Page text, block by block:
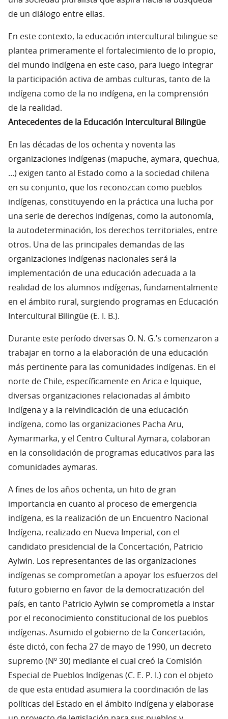
de un diálogo entre ellas.
En este contexto, la educación intercultural bilingüe se
plantea primeramente el fortalecimiento de lo propio,
del mundo indígena en este caso, para luego integrar
la participación activa de ambas culturas, tanto de la
indígena como de la no indígena, en la comprensión
de la realidad.
Antecedentes de la Educación Intercultural Bilingüe
En las décadas de los ochenta y noventa las
organizaciones indígenas (mapuche, aymara, quechua,
…) exigen tanto al Estado como a la sociedad chilena
en su conjunto, que los reconozcan como pueblos
indígenas, constituyendo en la práctica una lucha por
una serie de derechos indígenas, como la autonomía,
la autodeterminación, los derechos territoriales, entre
otros. Una de las principales demandas de las
organizaciones indígenas nacionales será la
implementación de una educación adecuada a la
realidad de los alumnos indígenas, fundamentalmente
en el ámbito rural, surgiendo programas en Educación
Intercultural Bilingüe (E. I. B.).
Durante este período diversas O. N. G.’s comenzaron a
trabajar en torno a la elaboración de una educación
más pertinente para las comunidades indígenas. En el
norte de Chile, específicamente en Arica e Iquique,
diversas organizaciones relacionadas al ámbito
indígena y a la reivindicación de una educación
indígena, como las organizaciones Pacha Aru,
Aymarmarka, y el Centro Cultural Aymara, colaboran
en la consolidación de programas educativos para las
comunidades aymaras.
A fines de los años ochenta, un hito de gran
importancia en cuanto al proceso de emergencia
indígena, es la realización de un Encuentro Nacional
Indígena, realizado en Nueva Imperial, con el
candidato presidencial de la Concertación, Patricio
Aylwin. Los representantes de las organizaciones
indígenas se comprometían a apoyar los esfuerzos del
futuro gobierno en favor de la democratización del
país, en tanto Patricio Aylwin se comprometía a instar
por el reconocimiento constitucional de los pueblos
indígenas. Asumido el gobierno de la Concertación,
éste dictó, con fecha 27 de mayo de 1990, un decreto
supremo (Nº 30) mediante el cual creó la Comisión
Especial de Pueblos Indígenas (C. E. P. I.) con el objeto
de que esta entidad asumiera la coordinación de las
políticas del Estado en el ámbito indígena y elaborase